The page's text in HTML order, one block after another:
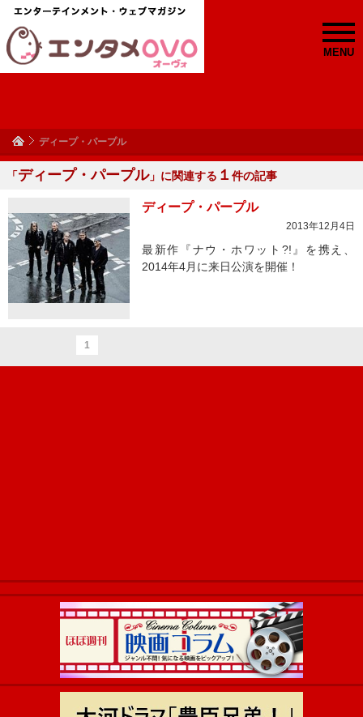
MENU
ディープ・パープル
「ディープ・パープル」に関連する １ 件の記事
ディープ・パープル
2013年12月4日
最新作『ナウ・ホワット?!』を携え、
2014年4月に来日公演を開催！
1